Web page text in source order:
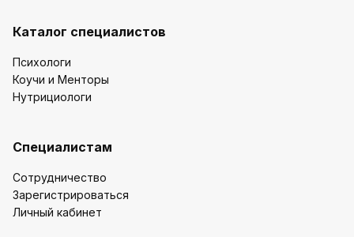
Каталог специалистов
Психологи
Коучи и Менторы
Нутрициологи
Специалистам
Сотрудничество
Зарегистрироваться
Личный кабинет